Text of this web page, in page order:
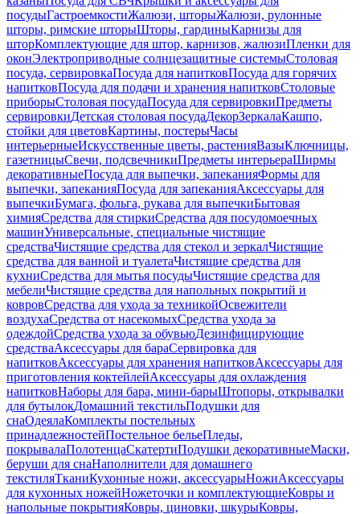
посудыГастроемкостиЖалюзи, шторыЖалюзи, рулонные
шторы, римские шторыШторы, гардиныКарнизы для
шторКомплектующие для штор, карнизов, жалюзиПленки для
оконЭлектроприводные солнцезащитные системыСтоловая
посуда, сервировкаПосуда для напитковПосуда для горячих
напитковПосуда для подачи и хранения напитковСтоловые
приборыСтоловая посудаПосуда для сервировкиПредметы
сервировкиДетская столовая посудаДекорЗеркалаКашпо,
стойки для цветовКартины, постерыЧасы
интерьерныеИскусственные цветы, растенияВазыКлючницы,
газетницыСвечи, подсвечникиПредметы интерьераШирмы
декоративныеПосуда для выпечки, запеканияФормы для
выпечки, запеканияПосуда для запеканияАксессуары для
выпечкиБумага, фольга, рукава для выпечкиБытовая
химияСредства для стиркиСредства для посудомоечных
машинУниверсальные, специальные чистящие
средстваЧистящие средства для стекол и зеркалЧистящие
средства для ванной и туалетаЧистящие средства для
кухниСредства для мытья посудыЧистящие средства для
мебелиЧистящие средства для напольных покрытий и
ковровСредства для ухода за техникойОсвежители
воздухаСредства от насекомыхСредства ухода за
одеждойСредства ухода за обувьюДезинфицирующие
средстваАксессуары для бараСервировка для
напитковАксессуары для хранения напитковАксессуары для
приготовления коктейлейАксессуары для охлаждения
напитковНаборы для бара, мини-барыШтопоры, открывалки
для бутылокДомашний текстильПодушки для
снаОдеялаКомплекты постельных
принадлежностейПостельное бельеПледы,
покрывалаПолотенцаСкатертиПодушки декоративныеМаски,
беруши для снаНаполнители для домашнего
текстиляТканиКухонные ножи, аксессуарыНожиАксессуары
для кухонных ножейНожеточки и комплектующиеКовры и
напольные покрытияКовры, циновки, шкурыКовры,